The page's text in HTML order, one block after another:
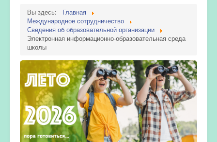
Вы здесь:
Главная
Международное сотрудничество
Сведения об образовательной организации
Электронная информационно-образовательная среда
школы